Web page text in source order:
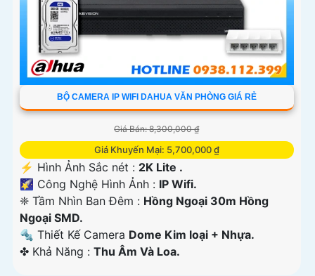
BỘ CAMERA IP WIFI DAHUA VĂN PHÒNG GIÁ RẺ
Giá Bán: 8,300,000 ₫
Giá Khuyến Mại: 5,700,000 ₫
️⚡ Hình Ảnh Sắc nét : 2K Lite .
🌠 Công Nghệ Hình Ảnh : IP Wifi.
❈ Tầm Nhìn Ban Đêm : Hồng Ngoại 30m Hồng
Ngoại SMD.
🔩 Thiết Kế Camera Dome Kim loại + Nhựa.
️✤ Khả Năng : Thu Âm Và Loa.